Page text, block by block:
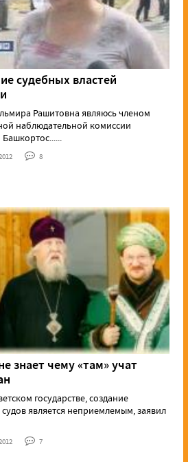
судебных властей
Рашитовна являюсь членом
наблюдательной комиссии
8
знает чему «там» учат
государстве, создание
является неприемлемым, заявил
7